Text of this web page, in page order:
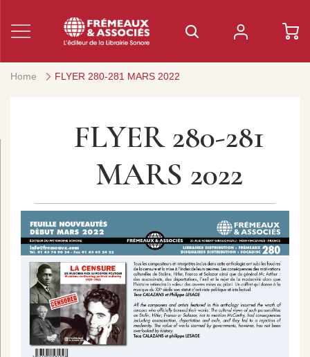
Home FLYER 280-281 MARS 2022
FLYER 280-281
MARS 2022